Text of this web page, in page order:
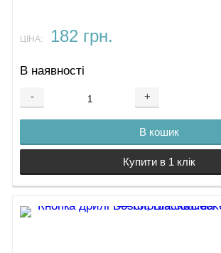
ЦІНА: 182 грн.
В наявності
- +
В кошик
Купити в 1 клік